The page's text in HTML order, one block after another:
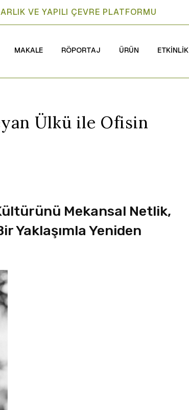
VE YAPILI ÇEVRE PLATFORMU
MAKALE RÖPORTAJ ÜRÜN ETKİNLİK
Ülkü ile Ofisin
Mekansal Netlik,
Yaklaşımla Yeniden